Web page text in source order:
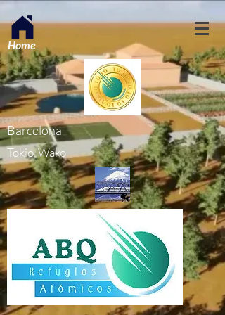
Home
Barcelona
Tokio, Wako